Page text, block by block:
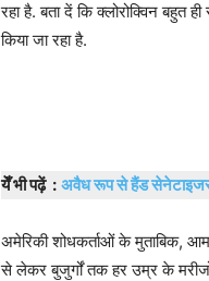
रहा है. बता दें कि क्‍लोरोक्विन बहुत
किया जा रहा है.
येँ भी पढ़ें : अवैध रूप से हैंड सेनेटाइजर
अमेरिकी शोधकर्ताओं के मुताबिक,
से लेकर बुजुर्गों तक हर उम्र के